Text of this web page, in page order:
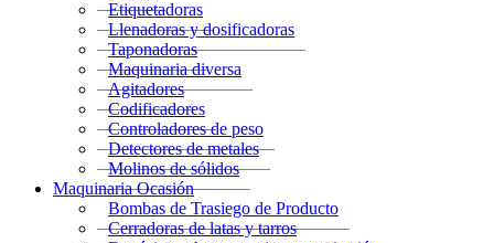
Etiquetadoras
Llenadoras y dosificadoras
Taponadoras
Maquinaria diversa
Agitadores
Codificadores
Controladores de peso
Detectores de metales
Molinos de sólidos
Maquinaria Ocasión
Bombas de Trasiego de Producto
Cerradoras de latas y tarros